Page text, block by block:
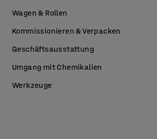
Wagen & Rollen
Kommissionieren & Verpacken
Geschäftsausstattung
Umgang mit Chemikalien
Werkzeuge